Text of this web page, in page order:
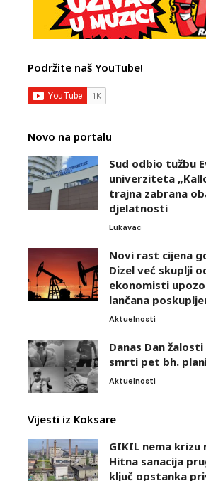
Podržite naš YouTube!
Novo na portalu
Sud odbio tužbu
univerziteta
trajna zabrana
djelatnosti
Lukavac
Novi rast cijena
Dizel već skuplji
ekonomisti
lančana
Aktuelnosti
Danas Dan
smrti pet bh.
Aktuelnosti
Vijesti iz Koksare
GIKIL nema krizu
Hitna sanacija
ključ opstanka